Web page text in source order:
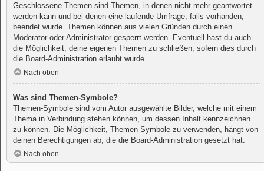
Geschlossene Themen sind Themen, in denen nicht mehr geantwortet
werden kann und bei denen eine laufende Umfrage, falls vorhanden,
beendet wurde. Themen können aus vielen Gründen durch einen
Moderator oder Administrator gesperrt werden. Eventuell hast du auch
die Möglichkeit, deine eigenen Themen zu schließen, sofern dies durch
die Board-Administration erlaubt wurde.
Nach oben
Was sind Themen-Symbole?
Themen-Symbole sind vom Autor ausgewählte Bilder, welche mit einem
Thema in Verbindung stehen können, um dessen Inhalt kennzeichnen
zu können. Die Möglichkeit, Themen-Symbole zu verwenden, hängt von
deinen Berechtigungen ab, die die Board-Administration gesetzt hat.
Nach oben